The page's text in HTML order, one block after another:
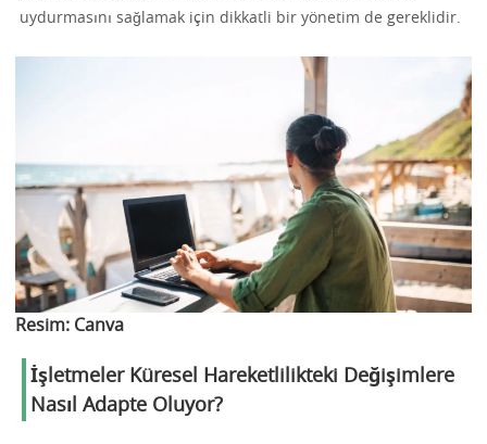
uydurmasını sağlamak için dikkatli bir yönetim de gereklidir.
Resim: Canva
İşletmeler Küresel Hareketlilikteki Değişimlere
Nasıl Adapte Oluyor?